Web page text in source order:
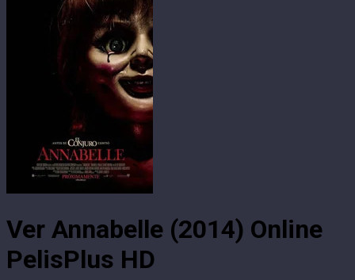
Ver Annabelle (2014) Online
PelisPlus HD